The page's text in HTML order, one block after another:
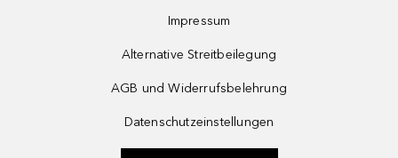
Impressum
Alternative Streitbeilegung
AGB und Widerrufsbelehrung
Datenschutzeinstellungen